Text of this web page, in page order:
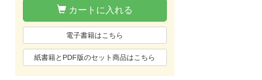
カートに入れる
電子書籍はこちら
紙書籍とPDF版のセット商品はこちら